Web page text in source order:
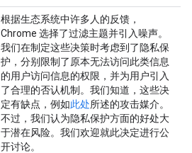
根据生态系统中许多人的反馈，
Chrome 选择了过滤主题并引入噪声。
我们在制定这些决策时考虑到了隐私保
护，分别限制了原本无法访问此类信息
的用户访问信息的权限，并为用户引入
了合理的否认机制。我们知道，这些决
定有缺点，例如此处所述的攻击媒介。
不过，我们认为隐私保护方面的好处大
于潜在风险。我们欢迎就此决定进行公
开讨论。